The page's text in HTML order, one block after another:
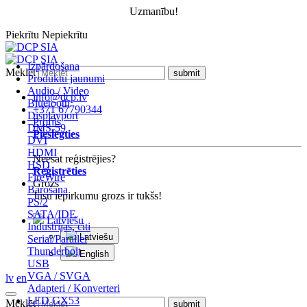
Uzmanību!
Piekrītu Nepiekrītu
Izpārdošana
Produktu jaunumi
Audio / Video
Bluetooth
Displayport
DMS-59
DVI
HDMI
HSD
FireWire
Barošana
PS/2
SATA/IDE
Industrijas, citi
Serial/Parallel
Thunderbolt
USB
VGA / SVGA
Adapteri / Konverteri
LED GX53
Meklēt
info@dcp.lv
+371 67790344
Profils
Pieslēgties
Neesat reģistrējies?
Reģistrēties
Grozs
Jūsu iepirkumu grozs ir tukšs!
Latviešu
Latviešu
English
lv en
Meklēt